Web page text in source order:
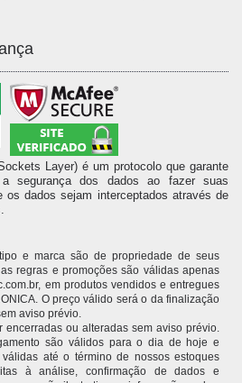
Layer) é um protocolo que garante
segurança dos dados ao fazer suas
os dados sejam interceptados através de
e marca são de propriedade de seus
regras e promoções são válidas apenas
em produtos vendidos e entregues
O preço válido será o da finalização
aviso prévio.
ou alteradas sem aviso prévio.
são válidos para o dia de hoje e
até o término de nossos estoques
à análise, confirmação de dados e